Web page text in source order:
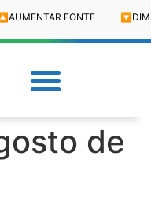
AUMENTAR FONTE 🔽
de